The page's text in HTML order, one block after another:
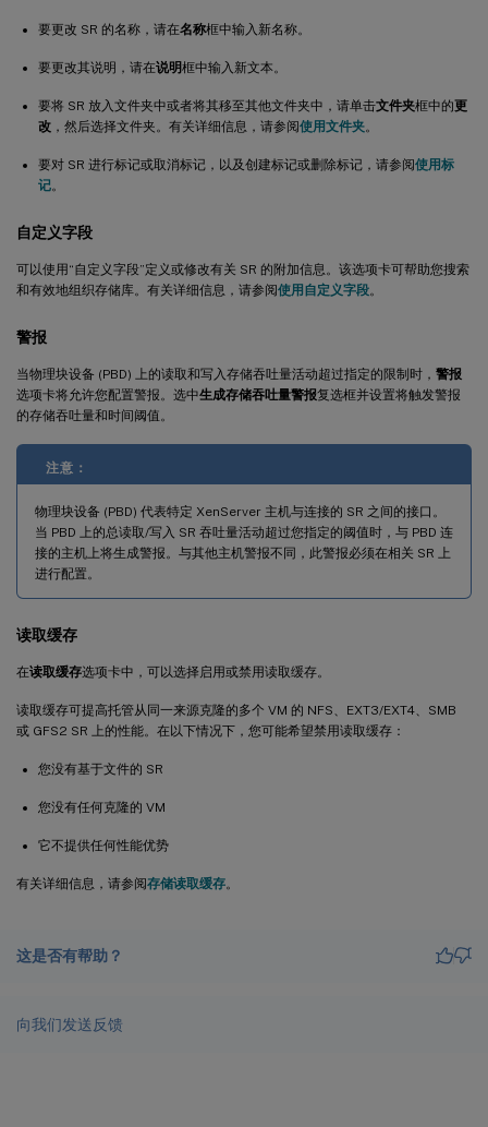
要更改 SR 的名称，请在名称框中输入新名称。
要更改其说明，请在说明框中输入新文本。
要将 SR 放入文件夹中或者将其移至其他文件夹中，请单击文件夹框中的更
改 ，然后选择文件夹。有关详细信息，请参阅使用文件夹。
要对 SR 进行标记或取消标记，以及创建标记或删除标记，请参阅使用标
记。
自定义字段
可以使用“自定义字段”定义或修改有关 SR 的附加信息。该选项卡可帮助您搜索
和有效地组织存储库。有关详细信息，请参阅使用自定义字段。
警报
当物理块设备 (PBD) 上的读取和写入存储吞吐量活动超过指定的限制时， 警报
选项卡将允许您配置警报。选中生成存储吞吐量警报复选框并设置将触发警报
的存储吞吐量和时间阈值。
注意：
物理块设备 (PBD) 代表特定 XenServer 主机与连接的 SR 之间的接口。
当 PBD 上的总读取/写入 SR 吞吐量活动超过您指定的阈值时，与 PBD 连
接的主机上将生成警报。与其他主机警报不同，此警报必须在相关 SR 上
进行配置。
读取缓存
在读取缓存选项卡中，可以选择启用或禁用读取缓存。
读取缓存可提高托管从同一来源克隆的多个 VM 的 NFS、EXT3/EXT4、SMB
或 GFS2 SR 上的性能。在以下情况下，您可能希望禁用读取缓存：
您没有基于文件的 SR
您没有任何克隆的 VM
它不提供任何性能优势
有关详细信息，请参阅存储读取缓存。
这是否有帮助？
向我们发送反馈